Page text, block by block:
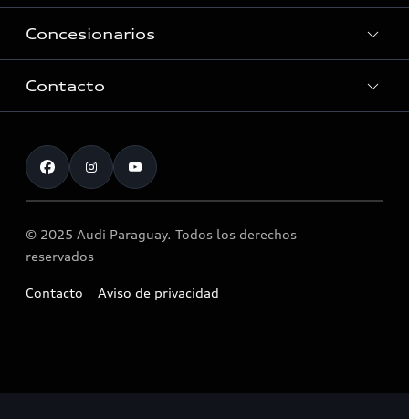
Historia
Innovación Audi
Tecnologia quattro®
Audi Motorsport
Noticias
Concesionarios
Servicio Post Venta
Llamado a revisión airbag Takata
Contacto
Atención al cliente
© 2025 Audi Paraguay. Todos los derechos
reservados
Contacto Aviso de privacidad